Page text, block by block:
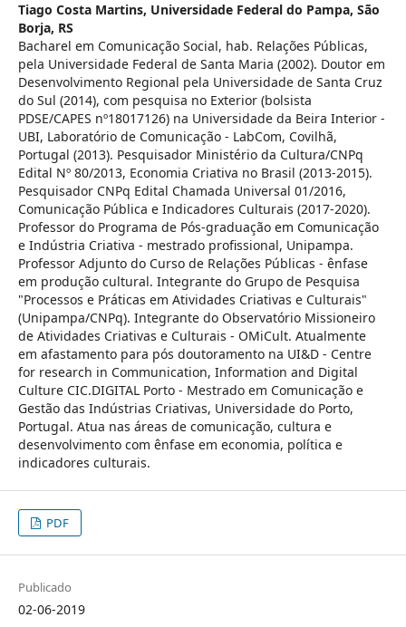
Tiago Costa Martins, Universidade Federal do Pampa, São
Borja, RS
Bacharel em Comunicação Social, hab. Relações Públicas,
pela Universidade Federal de Santa Maria (2002). Doutor em
Desenvolvimento Regional pela Universidade de Santa Cruz
do Sul (2014), com pesquisa no Exterior (bolsista
PDSE/CAPES nº18017126) na Universidade da Beira Interior -
UBI, Laboratório de Comunicação - LabCom, Covilhã,
Portugal (2013). Pesquisador Ministério da Cultura/CNPq
Edital Nº 80/2013, Economia Criativa no Brasil (2013-2015).
Pesquisador CNPq Edital Chamada Universal 01/2016,
Comunicação Pública e Indicadores Culturais (2017-2020).
Professor do Programa de Pós-graduação em Comunicação
e Indústria Criativa - mestrado profissional, Unipampa.
Professor Adjunto do Curso de Relações Públicas - ênfase
em produção cultural. Integrante do Grupo de Pesquisa
"Processos e Práticas em Atividades Criativas e Culturais"
(Unipampa/CNPq). Integrante do Observatório Missioneiro
de Atividades Criativas e Culturais - OMiCult. Atualmente
em afastamento para pós doutoramento na UI&D - Centre
for research in Communication, Information and Digital
Culture CIC.DIGITAL Porto - Mestrado em Comunicação e
Gestão das Indústrias Criativas, Universidade do Porto,
Portugal. Atua nas áreas de comunicação, cultura e
desenvolvimento com ênfase em economia, política e
indicadores culturais.
PDF
Publicado
02-06-2019